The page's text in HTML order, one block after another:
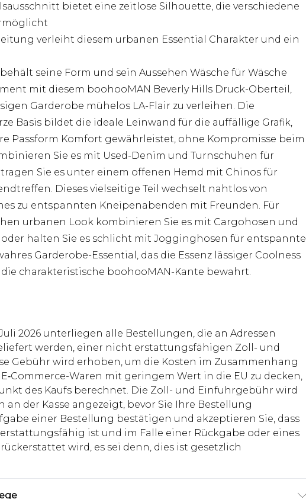
bietet eine zeitlose Silhouette, die verschiedene
verleiht diesem urbanen Essential Charakter und ein
seine Form und sein Aussehen Wäsche für Wäsche
mit diesem boohooMAN Beverly Hills Druck-Oberteil,
Garderobe mühelos LA-Flair zu verleihen. Die
Basis bildet die ideale Leinwand für die auffällige Grafik,
Passform Komfort gewährleistet, ohne Kompromisse beim
Sie es mit Used-Denim und Turnschuhen für
Sie es unter einem offenen Hemd mit Chinos für
Dieses vielseitige Teil wechselt nahtlos von
zu entspannten Kneipenabenden mit Freunden. Für
urbanen Look kombinieren Sie es mit Cargohosen und
halten Sie es schlicht mit Jogginghosen für entspannte
Garderobe-Essential, das die Essenz lässiger Coolness
charakteristische boohooMAN-Kante bewahrt.
2026 unterliegen alle Bestellungen, die an Adressen
werden, einer nicht erstattungsfähigen Zoll- und
Gebühr wird erhoben, um die Kosten im Zusammenhang
Waren mit geringem Wert in die EU zu decken,
des Kaufs berechnet. Die Zoll- und Einfuhrgebühr wird
an der Kasse angezeigt, bevor Sie Ihre Bestellung
einer Bestellung bestätigen und akzeptieren Sie, dass
ist und im Falle einer Rückgabe oder eines
wird, es sei denn, dies ist gesetzlich